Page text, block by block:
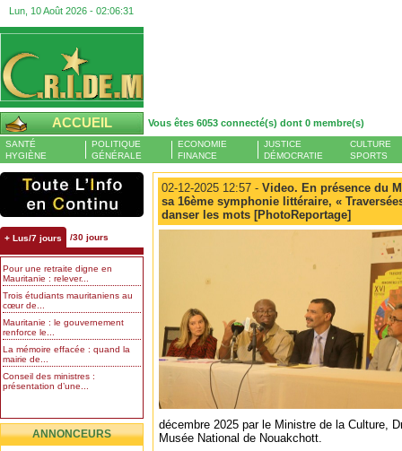
Lun, 10 Août 2026 - 02:06:32
ACCUEIL Vous êtes 6053 connecté(s) dont 0 membre(s)
SANTÉ
HYGIÈNE
POLITIQUE
GÉNÉRALE
ECONOMIE
FINANCE
JUSTICE
DÉMOCRATIE
CULTURE
SPORTS
+ Lus/7 jours /30 jours
Pour une retraite digne en
Mauritanie : relever...
Trois étudiants mauritaniens au
cœur de...
Mauritanie : le gouvernement
renforce le...
La mémoire effacée : quand la
mairie de...
Conseil des ministres :
présentation d’une...
ANNONCEURS
02-12-2025 12:57 - Video. En présence du
sa 16ème symphonie littéraire, «
danser les mots [PhotoReportage]
décembre 2025 par le Ministre de la Culture,
Musée National de Nouakchott.